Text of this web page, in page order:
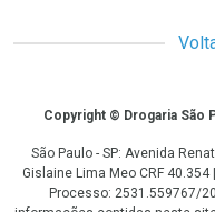
CopyrightCopyright © Drogaria São
São Paulo - SP: Avenida
Gislaine Lima Meo CRF
Processo: 2531.559767/